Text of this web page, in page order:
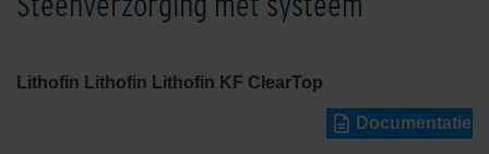
Lithofin Lithofin Lithofin KF ClearTop
Documentatie